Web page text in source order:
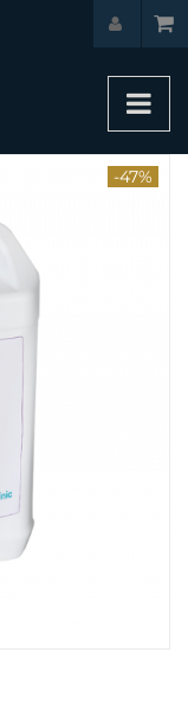
-47%